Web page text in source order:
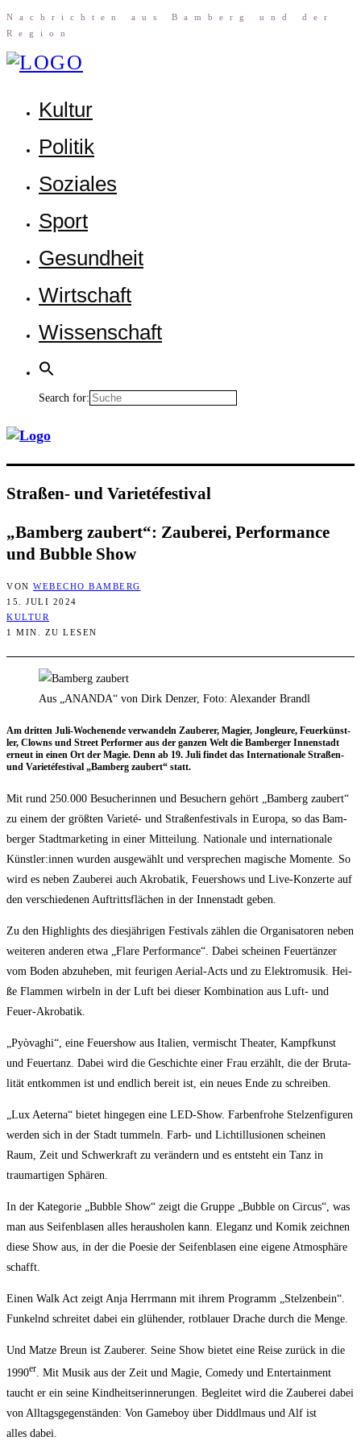
Nach­rich­ten aus Bam­berg und der
Region
Kul­tur
Poli­tik
Sozia­les
Sport
Gesund­heit
Wirt­schaft
Wis­sen­schaft
Search for:
Stra­ßen- und Varietéfestival
„Bam­berg zau­bert“: Zau­be­rei, Per­for­mance
und Bubble Show
VON WEBECHO BAMBERG
15. JULI 2024
KULTUR
1 MIN. ZU LESEN
Aus „ANANDA“ von Dirk Denzer, Foto: Alexander Brandl
Am drit­ten Juli-Wochen­en­de ver­wan­deln Zau­be­rer, Magi­er, Jon­gleu­re, Feu­er­künst­
ler, Clowns und Street Per­for­mer aus der gan­zen Welt die Bam­ber­ger Innen­stadt
erneut in einen Ort der Magie. Denn ab 19. Juli fin­det das Inter­na­tio­na­le Stra­ßen-
und Varie­té­fes­ti­val „Bam­berg zau­bert“ statt.
Mit rund 250.000 Besu­che­rin­nen und Besu­chern gehört „Bam­berg zau­bert“
zu einem der größ­ten Varie­té- und Stra­ßen­fes­ti­vals in Euro­pa, so das Bam­
ber­ger Stadt­mar­ke­ting in einer Mit­tei­lung. Natio­na­le und inter­na­tio­na­le
Künstler:innen wur­den aus­ge­wählt und ver­spre­chen magi­sche Momen­te. So
wird es neben Zau­be­rei auch Akro­ba­tik, Feu­er­shows und Live-Kon­zer­te auf
den ver­schie­de­nen Auf­tritts­flä­chen in der Innen­stadt geben.
Zu den High­lights des dies­jäh­ri­gen Fes­ti­vals zäh­len die Orga­ni­sa­to­ren neben
wei­te­ren ande­ren etwa „Fla­re Per­for­mance“. Dabei schei­nen Feu­er­tän­zer
vom Boden abzu­he­ben, mit feu­ri­gen Aeri­al-Acts und zu Elek­tro­mu­sik. Hei­
ße Flam­men wir­beln in der Luft bei die­ser Kom­bi­na­ti­on aus Luft- und
Feuer-Akrobatik.
„Pyò­vaghi“, eine Feu­er­show aus Ita­li­en, ver­mischt Thea­ter, Kampf­kunst
und Feu­er­tanz. Dabei wird die Geschich­te einer Frau erzählt, die der Bru­ta­
li­tät ent­kom­men ist und end­lich bereit ist, ein neu­es Ende zu schreiben.
„Lux Aeter­na“ bie­tet hin­ge­gen eine LED-Show. Far­ben­fro­he Stel­zen­fi­gu­ren
wer­den sich in der Stadt tum­meln. Farb- und Lichtil­lu­sio­nen schei­nen
Raum, Zeit und Schwer­kraft zu ver­än­dern und es ent­steht ein Tanz in
traum­ar­ti­gen Sphären.
In der Kate­go­rie „Bubble Show“ zeigt die Grup­pe „Bubble on Cir­cus“, was
man aus Sei­fen­bla­sen alles her­aus­ho­len kann. Ele­ganz und Komik zeich­nen
die­se Show aus, in der die Poe­sie der Sei­fen­bla­sen eine eige­ne Atmo­sphä­re
schafft.
Einen Walk Act zeigt Anja Herr­mann mit ihrem Pro­gramm „Stel­zen­bein“.
Fun­kelnd schrei­tet dabei ein glü­hen­der, rot­blau­er Dra­che durch die Menge.
Und Mat­ze Breun ist Zau­be­rer. Sei­ne Show bie­tet eine Rei­se zurück in die
1990er . Mit Musik aus der Zeit und Magie, Come­dy und Enter­tain­ment
taucht er ein sei­ne Kind­heits­er­in­ne­run­gen. Beglei­tet wird die Zau­be­rei dabei
von All­tags­ge­gen­stän­den: Von Game­boy über Diddl­maus und Alf ist
alles dabei.